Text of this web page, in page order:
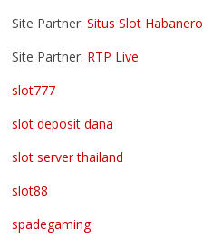
Site Partner:Situs Slot Habanero
Site Partner: RTP Live
slot777
slot deposit dana
slot server thailand
slot88
spadegaming